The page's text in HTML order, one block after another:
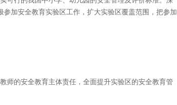
加安全教育实验区工作，扩大实验区覆盖范围，把参加
师的安全教育主体责任，全面提升实验区的安全教育管